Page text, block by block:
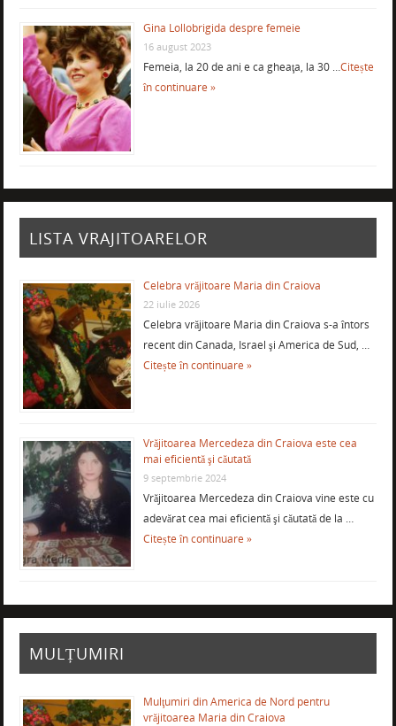
Gina Lollobrigida despre femeie
16 august 2023
Femeia, la 20 de ani e ca gheaţa, la 30 …Citește
în continuare »
LISTA VRAJITOARELOR
Celebra vrăjitoare Maria din Craiova
22 iulie 2026
Celebra vrăjitoare Maria din Craiova s-a întors
recent din Canada, Israel şi America de Sud, …
Citește în continuare »
Vrăjitoarea Mercedeza din Craiova este cea
mai eficientă şi căutată
9 septembrie 2024
Vrăjitoarea Mercedeza din Craiova vine este cu
adevărat cea mai eficientă şi căutată de la …
Citește în continuare »
MULȚUMIRI
Mulţumiri din America de Nord pentru
vrăjitoarea Maria din Craiova